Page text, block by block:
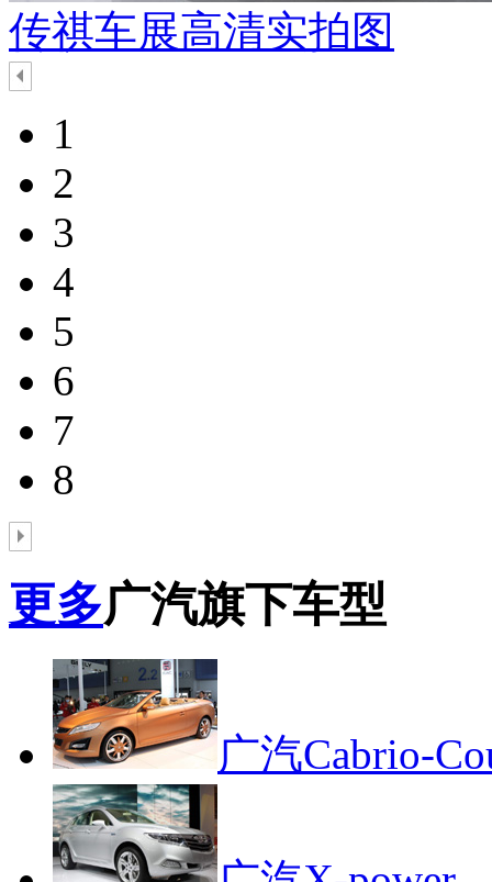
传祺车展高清实拍图
1
2
3
4
5
6
7
8
更多广汽旗下车型
广汽Cabrio-